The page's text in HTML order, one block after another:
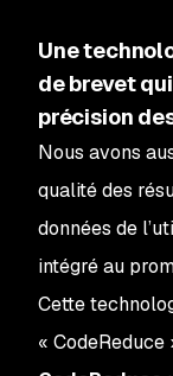
Une
de brevet
précision
Nous avons
qualité des
données de
intégré au
Cette
«